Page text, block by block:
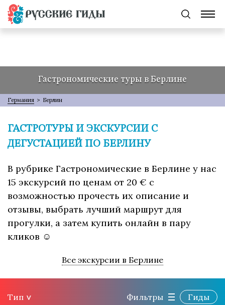
Гастрономические туры в Берлине
Германия > Берлин
ГАСТРОТУРЫ И ЭКСКУРСИИ С
ДЕГУСТАЦИЕЙ ПО БЕРЛИНУ
В рубрике Гастрономические в Берлине у нас
15 экскурсий по ценам от 20 € с
возможностью прочесть их описание и
отзывы, выбрать лучший маршрут для
прогулки, а затем купить онлайн в пару
кликов ☺
Все экскурсии в Берлине
Тип Фильтры Гиды